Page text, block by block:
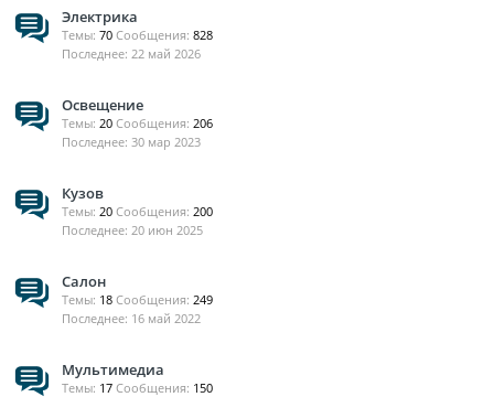
Электрика
Темы: 70 Сообщения: 828
22 май 2026
Освещение
Темы: 20 Сообщения: 206
30 мар 2023
Кузов
Темы: 20 Сообщения: 200
20 июн 2025
Салон
Темы: 18 Сообщения: 249
16 май 2022
Мультимедиа
Темы: 17 Сообщения: 150